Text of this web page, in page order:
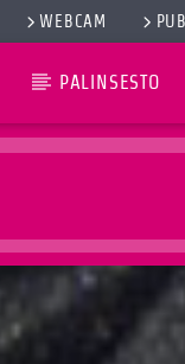
WEBCAM
PALINSESTO